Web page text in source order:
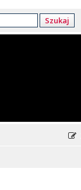
Szukaj